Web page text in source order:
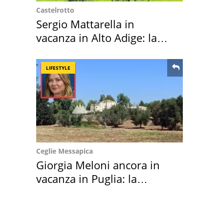
Castelrotto
Sergio Mattarella in
vacanza in Alto Adige: la
LIFESTYLE
Ceglie Messapica
Giorgia Meloni ancora in
vacanza in Puglia: la